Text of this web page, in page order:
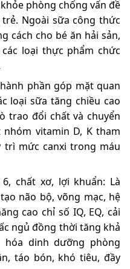
phòng chống vấn đề
Ngoài sữa công thức
cách cho bé ăn hải sản,
loại thực phẩm chức
phần góp mặt quan
loại sữa tăng chiều cao
trao đổi chất và chuyển
vitamin D, K tham
trì mức canxi trong máu
chất xơ, lợi khuẩn: Là
não bộ, võng mạc, hệ
cao chỉ số IQ, EQ, cải
ngủ đồng thời tăng khả
hóa dinh dưỡng phòng
táo bón, khó tiêu, đầy